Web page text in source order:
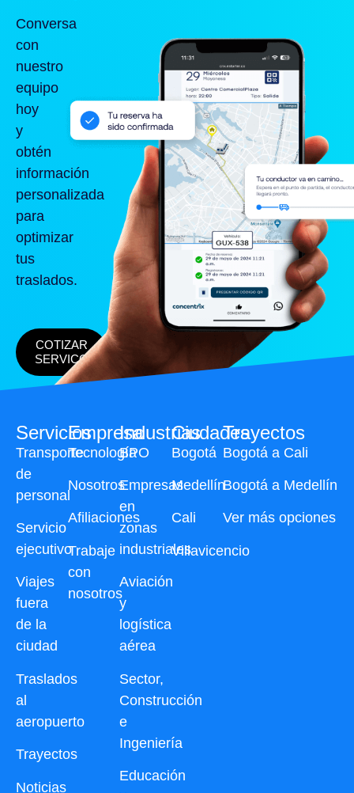
Conversa
con
nuestro
equipo
hoy
y
obtén
información
personalizada
para
optimizar
tus
traslados.
COTIZAR
SERVICO
Servicios
Transporte
de
personal
Servicio
ejecutivo
Viajes
fuera
de la
ciudad
Traslados
al
aeropuerto
Trayectos
Noticias
Industrias
BPO
Empresas
en
zonas
industriales
Aviación
y
logística
aérea
Sector,
Construcción
e
Ingeniería
Educación
Ciudades
Bogotá
Medellín
Cali
Villavicencio
Trayectos
Bogotá a Cali
Bogotá a Medellín
Ver más opciones
Empresa
Tecnología
Nosotros
Afiliaciones
Trabaje
con
nosotros